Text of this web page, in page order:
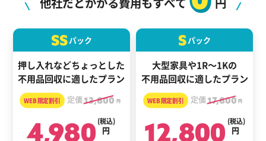
SSパック
押し入れなどちょっとした
不用品回収に適したプラン
定価13,800 円
4,980 円
(税込)
Sパック
大型家具や1R～1Kの
不用品回収に適したプラン
定価17,800 円
12,800 円
(税込)